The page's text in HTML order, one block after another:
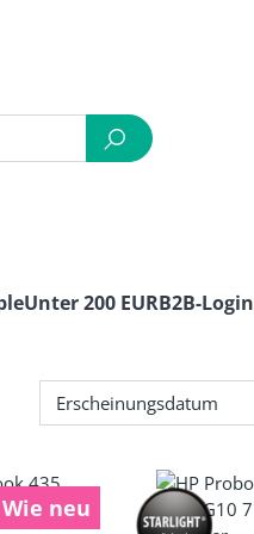
Unter 200 EURB2B-Login
Wie neu